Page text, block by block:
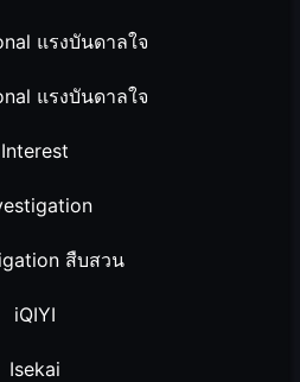
แรงบันดาลใจ
แรงบันดาลใจ
Interest
สืบสวน
iQIYI
Isekai